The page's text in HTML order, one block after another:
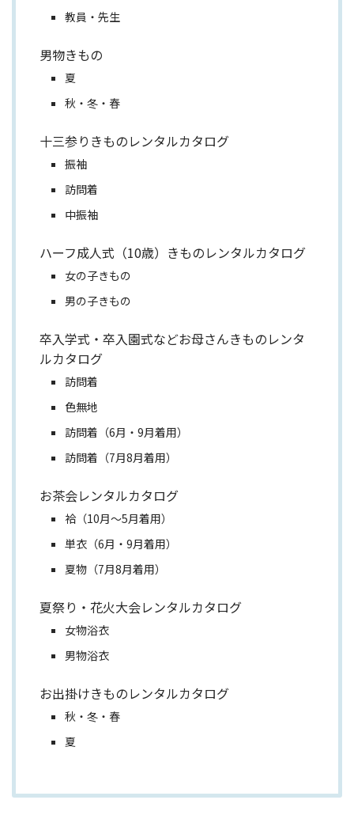
教員・先生
男物きもの
夏
秋・冬・春
十三参りきものレンタルカタログ
振袖
訪問着
中振袖
ハーフ成人式（10歳）きものレンタルカタログ
女の子きもの
男の子きもの
卒入学式・卒入園式などお母さんきものレンタ
ルカタログ
訪問着
色無地
訪問着（6月・9月着用）
訪問着（7月8月着用）
お茶会レンタルカタログ
袷（10月～5月着用）
単衣（6月・9月着用）
夏物（7月8月着用）
夏祭り・花火大会レンタルカタログ
女物浴衣
男物浴衣
お出掛けきものレンタルカタログ
秋・冬・春
夏